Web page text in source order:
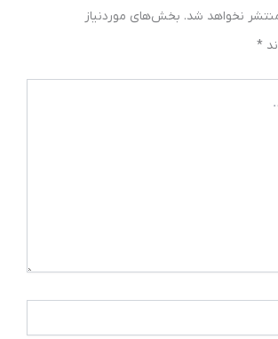
نخواهد شد. بخش‌های موردنیاز
*